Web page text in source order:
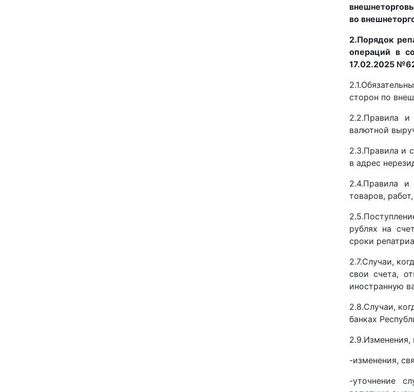
во
2.Порядок
операций в
17.02.2025
сторон по
2.2.Правила и
валютной
2.3.Правила и
в адрес
2.4.Правила и
товаров,
рублях на
сроки
2.7.Случаи,
свои счета,
иностранную
2.8.Случаи,
банках
-изменения,
-уточнение